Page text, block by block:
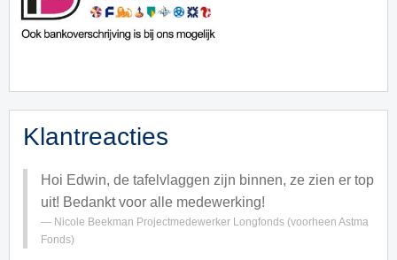
Klantreacties
Hoi Edwin, de tafelvlaggen zijn binnen, ze zien er top
uit! Bedankt voor alle medewerking!
Nicole Beekman Projectmedewerker Longfonds (voorheen Astma
Fonds)